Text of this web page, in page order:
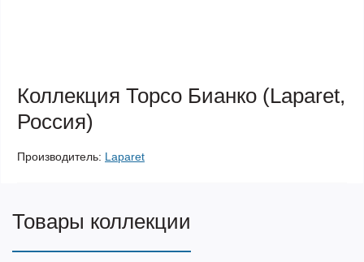
Коллекция Торсо Бианко (Laparet,
Россия)
Производитель: Laparet
Товары коллекции